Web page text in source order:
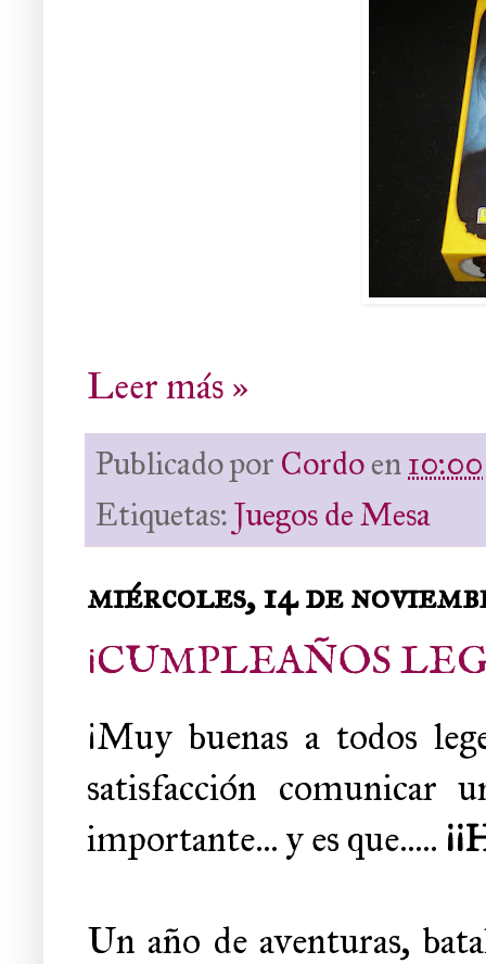
Leer más »
Publicado por Cordoen10:00
Etiquetas:Juegos de Mesa
miércoles, 14 de
¡CUMPLEAÑOS
¡Muy buenas a todos
satisfacción comunicar
importante... y es que.....
Un año de aventuras,